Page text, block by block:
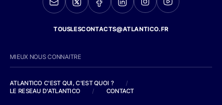
TOUSLESCONTACTS@ATLANTICO.FR
MIEUX NOUS CONNAITRE
ATLANTICO C'EST QUI, C'EST QUOI ?
/
LE RESEAU D'ATLANTICO
/ CONTACT